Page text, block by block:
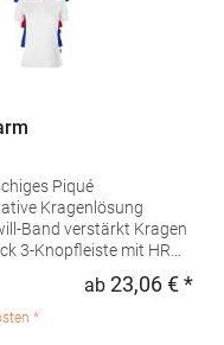
Piqué
verstärkt Kragen
180
ab 23,06 € *
*